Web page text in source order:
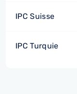
IPC Suisse
IPC Turquie